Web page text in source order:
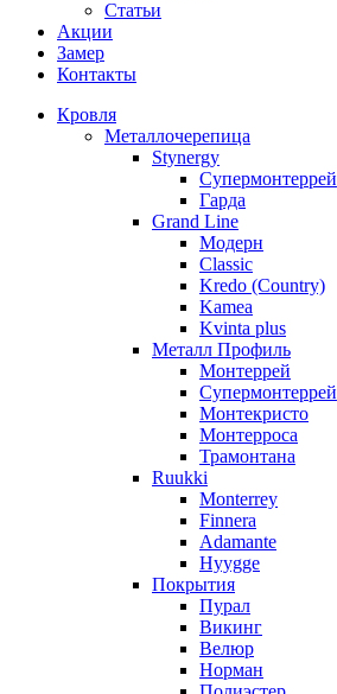
Статьи
Акции
Замер
Контакты
Кровля
Металлочерепица
Stynergy
Супермонтеррей
Гарда
Grand Line
Модерн
Classic
Kredo (Country)
Kamea
Kvinta plus
Металл Профиль
Монтеррей
Супермонтеррей
Монтекристо
Монтерроса
Трамонтана
Ruukki
Monterrey
Finnera
Adamante
Hyygge
Покрытия
Пурал
Викинг
Велюр
Норман